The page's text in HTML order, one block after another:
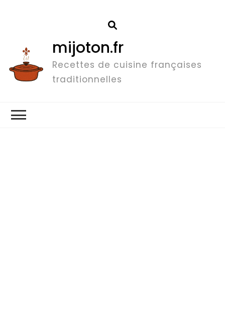
mijoton.fr
Recettes de cuisine françaises
traditionnelles